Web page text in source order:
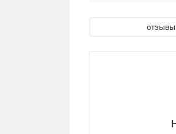
отзывы